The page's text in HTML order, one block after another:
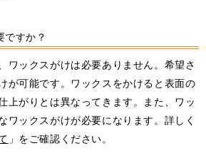
ですか？
ワックスがけは必要ありません。希望さ
が可能です。ワックスをかけると表面の
上がりとは異なってきます。また、ワッ
ワックスがけが必要になります。詳しく
」をご確認ください。